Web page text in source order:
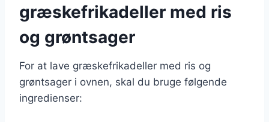
græskefrikadeller med ris
og grøntsager
For at lave græskefrikadeller med ris og
grøntsager i ovnen, skal du bruge følgende
ingredienser: